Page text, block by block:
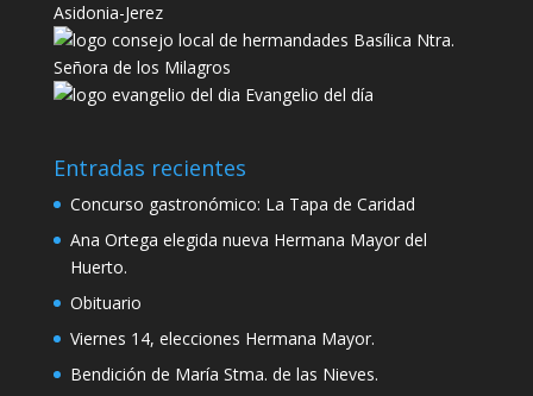
Asidonia-Jerez
Basílica Ntra.
Señora de los Milagros
Evangelio del día
Entradas recientes
Concurso gastronómico: La Tapa de Caridad
Ana Ortega elegida nueva Hermana Mayor del
Huerto.
Obituario
Viernes 14, elecciones Hermana Mayor.
Bendición de María Stma. de las Nieves.